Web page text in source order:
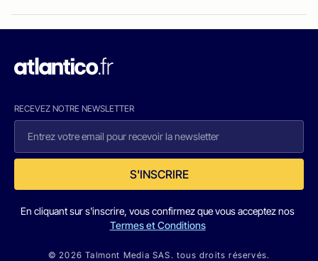
RECEVEZ NOTRE NEWSLETTER
S'INSCRIRE
En cliquant sur s'inscrire, vous confirmez que vous acceptez nos
Termes et Conditions
© 2026 Talmont Media SAS. tous droits réservés.